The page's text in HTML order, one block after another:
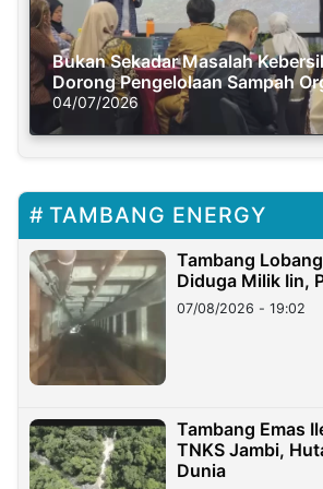
Bukan Sekadar Masalah
Dorong Pengelolaan Sampah
Solusi Krisis Iklim
04/07/2026
TAMBANG ENERGY
Tambang
Diduga Milik Iin,
07/08/2026 - 19:02
Tambang Emas
TNKS Jambi,
Dunia